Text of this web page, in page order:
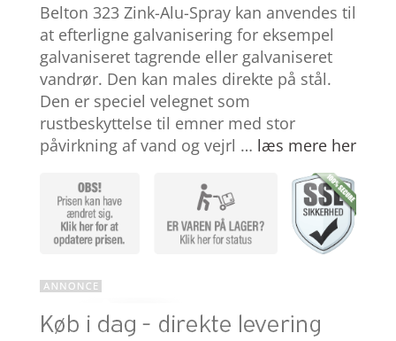
ud af 5
baseret
på
kundebedø
mmelser
Belton 323 Zink-Alu-Spray kan anvendes til
at efterligne galvanisering for eksempel
galvaniseret tagrende eller galvaniseret
vandrør. Den kan males direkte på stål.
Den er speciel velegnet som
rustbeskyttelse til emner med stor
påvirkning af vand og vejrl … læs mere her